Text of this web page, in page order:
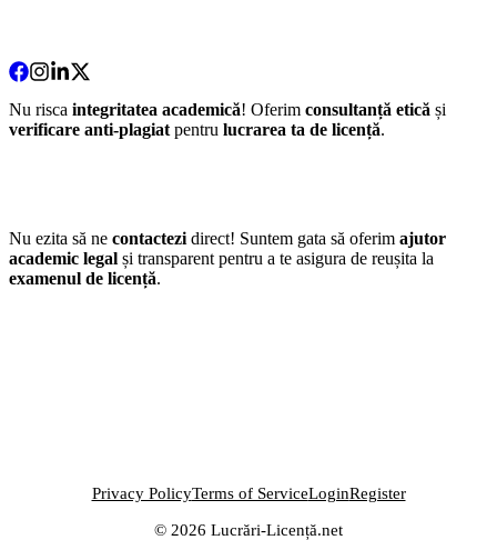
Nu risca integritatea academică! Oferim consultanță etică și
verificare anti-plagiat pentru lucrarea ta de licență.
Nu ezita să ne contactezi direct! Suntem gata să oferim ajutor
academic legal și transparent pentru a te asigura de reușita la
examenul de licență.
© 2026 Lucrări-Licență.net
Privacy PolicyTerms of ServiceLoginRegister